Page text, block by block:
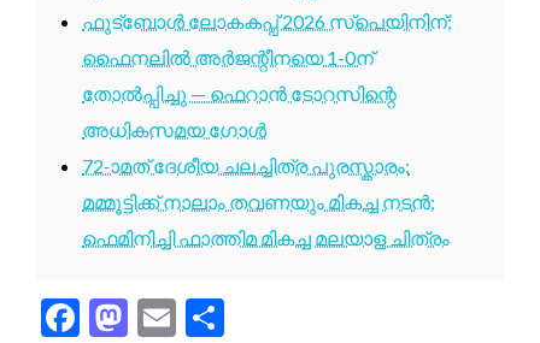
ഫുട്ബോൾ ലോകകപ്പ് 2026 സ്പെയിനിന്;
ഫൈനലിൽ അർജന്റീനയെ 1-0ന്
തോൽപ്പിച്ചു — ഫെറാൻ ടോറസിന്റെ
അധികസമയ ഗോൾ
72-ാമത് ദേശീയ ചലച്ചിത്ര പുരസ്കാരം:
മമ്മൂട്ടിക്ക് നാലാം തവണയും മികച്ച നടൻ;
ഫെമിനിച്ചി ഫാത്തിമ മികച്ച മലയാള ചിത്രം
Facebook
Mastodon
Email